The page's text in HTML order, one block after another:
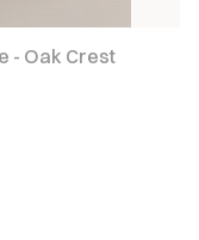
- Oak Crest